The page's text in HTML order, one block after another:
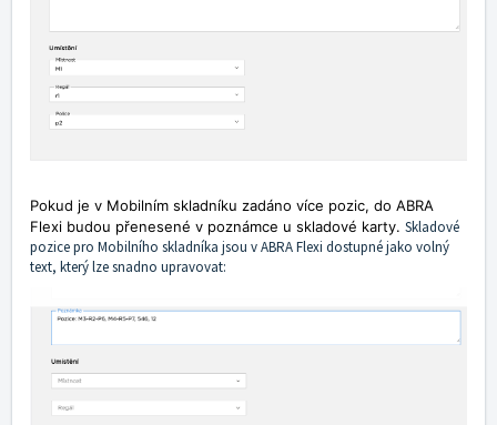
Pokud je v Mobilním skladníku zadáno více pozic, do ABRA
Flexi budou přenesené v poznámce u skladové karty. Skladové
pozice pro Mobilního skladníka jsou v ABRA Flexi dostupné jako volný
text, který lze snadno upravovat: